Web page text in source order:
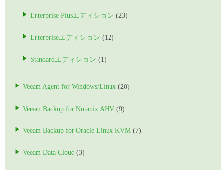
Enterprise Plusエディション (23)
Enterpriseエディション (12)
Standardエディション (1)
Veeam Agent for Windows/Linux (20)
Veeam Backup for Nutanix AHV (9)
Veeam Backup for Oracle Linux KVM (7)
Veeam Data Cloud (3)